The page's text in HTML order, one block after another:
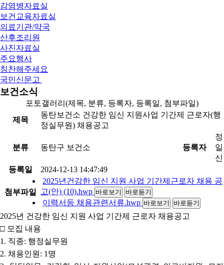
감염병자료실
보건교육자료실
의료기관/약국
산후조리원
사진자료실
주요행사
칭찬해주세요
국민신문고
보건소식
포토갤러리(제목, 분류, 등록자, 등록일, 첨부파일)
제목
동탄보건소 건강한 임신 지원사업 기간제 근로자(행
정실무원) 채용공고
분류 동탄구 보건소 등록자
정
일
신
등록일
2024-12-13 14:47:49
첨부파일
2025년건강한 임신 지원 사업 기간제근로자 채용 공
고(안) (10).hwp 바로보기 바로듣기
이력서등 채용관련서류.hwp 바로보기 바로듣기
2025년 건강한 임신 지원 사업 기간제 근로자 채용공고
□ 모집 내용
1. 직종: 행정실무원
2. 채용인원: 1명